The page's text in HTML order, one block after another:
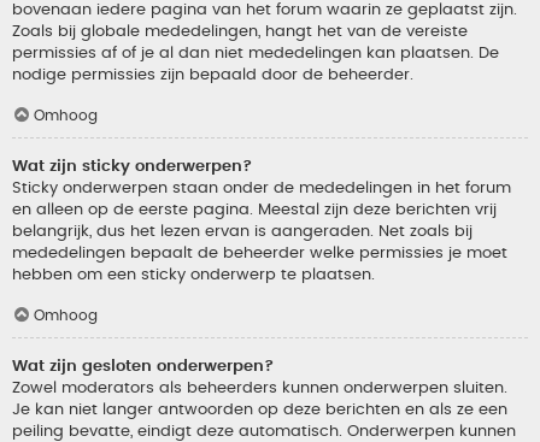
bovenaan iedere pagina van het forum waarin ze geplaatst zijn.
Zoals bij globale mededelingen, hangt het van de vereiste
permissies af of je al dan niet mededelingen kan plaatsen. De
nodige permissies zijn bepaald door de beheerder.
Omhoog
Wat zijn sticky onderwerpen?
Sticky onderwerpen staan onder de mededelingen in het forum
en alleen op de eerste pagina. Meestal zijn deze berichten vrij
belangrijk, dus het lezen ervan is aangeraden. Net zoals bij
mededelingen bepaalt de beheerder welke permissies je moet
hebben om een sticky onderwerp te plaatsen.
Omhoog
Wat zijn gesloten onderwerpen?
Zowel moderators als beheerders kunnen onderwerpen sluiten.
Je kan niet langer antwoorden op deze berichten en als ze een
peiling bevatte, eindigt deze automatisch. Onderwerpen kunnen